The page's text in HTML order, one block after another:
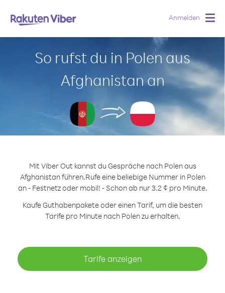
Anmelden
So rufst du in Polen aus
Afghanistan an
Mit Viber Out kannst du Gespräche nach Polen aus
Afghanistan führen.Rufe eine beliebige Nummer in Polen
an - Festnetz oder mobil! - Schon ab nur 3.2 ¢ pro Minute.
Kaufe Guthabenpakete oder einen Tarif, um die besten
Tarife pro Minute nach Polen zu erhalten.
Tarife anzeigen